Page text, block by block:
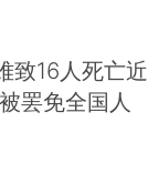
致16人死亡近
罢免全国人